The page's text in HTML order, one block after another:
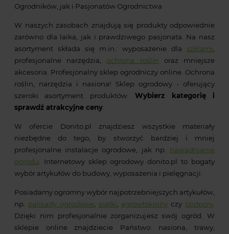
Ogrodników, jak i Pasjonatów Ogrodnictwa
W naszych zasobach znajdują się produkty odpowiednie
zarówno dla laika, jak i prawdziwego pasjonata. Na nasz
asortyment składa się m.in.: wyposażenie dla szklarni
profesjonalne narzędzia, ochrona roślin oraz mniejsze
akcesoria. Profesjonalny sklep ogrodniczy online. Ochrona
roślin, narzędzia i nasiona! Sklep ogrodowy - oferujący
szeroki asortyment produktów.Wybierz kategorię i
sprawdź atrakcyjne ceny
W ofercie Donito.pl znajdziesz wszystkie materiały
niezbędne do tego, by stworzyć bardziej i mniej
profesjonalne instalacje ogrodowe, jak np. nawadnianie
ogrodu . Internetowy sklep ogrodowy donito.pl to bogaty
wybór artykułów do budowy, wyposażenia i pielęgnacji.
Posiadamy ogromny wybór najpotrzebniejszych artykułów,
np. palisady ogrodowe siatki agrowłókniny czy podpory
Dzięki nim profesjonalnie zorganizujesz swój ogród. W
sklepie online znajdziecie Państwo: nasiona, trawy,